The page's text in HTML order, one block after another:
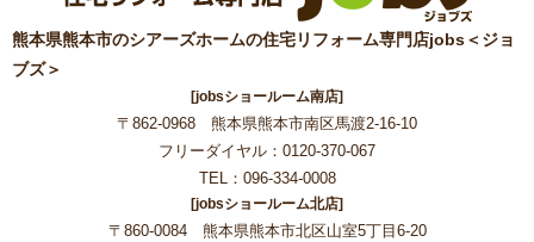
熊本県熊本市のシアーズホームの住宅リフォーム専門店jobs＜ジョ
ブズ＞
[jobsショールーム南店]
〒862-0968 熊本県熊本市南区馬渡2-16-10
フリーダイヤル：0120-370-067
TEL：096-334-0008
[jobsショールーム北店]
〒860-0084 熊本県熊本市北区山室5丁目6-20